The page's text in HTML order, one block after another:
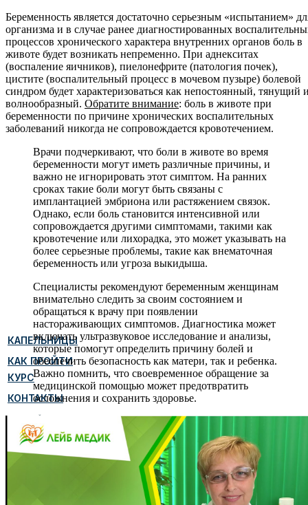
КАПЕЛЬНИЦЫ
КАК ПРОЙТИ
КУРС
КОНТАКТЫ
НОВГОРОД
Беременность является достаточно серьезным «испытанием»
организма и в случае ранее диагностированных
процессов хронического характера внутренних органов боль в
животе будет возникать непременно. При аднекситах
(воспаление яичников), пиелонефрите (патология почек),
цистите (воспалительный процесс в мочевом пузыре) болевой
синдром будет характеризоваться как непостоянный, тянущий
волнообразный. Обратите внимание: боль в животе при
беременности по причине хронических воспалительных
заболеваний никогда не сопровождается кровотечением.
Врачи подчеркивают, что боли в животе во время
беременности могут иметь различные причины, и
важно не игнорировать этот симптом. На ранних
сроках такие боли могут быть связаны с
имплантацией эмбриона или растяжением связок.
Однако, если боль становится интенсивной или
сопровождается другими симптомами, такими как
кровотечение или лихорадка, это может указывать на
более серьезные проблемы, такие как внематочная
беременность или угроза выкидыша.
Специалисты рекомендуют беременным женщинам
внимательно следить за своим состоянием и
обращаться к врачу при появлении
настораживающих симптомов. Диагностика может
включать ультразвуковое исследование и анализы,
которые помогут определить причину болей и
обеспечить безопасность как матери, так и ребенка.
Важно помнить, что своевременное обращение за
медицинской помощью может предотвратить
осложнения и сохранить здоровье.